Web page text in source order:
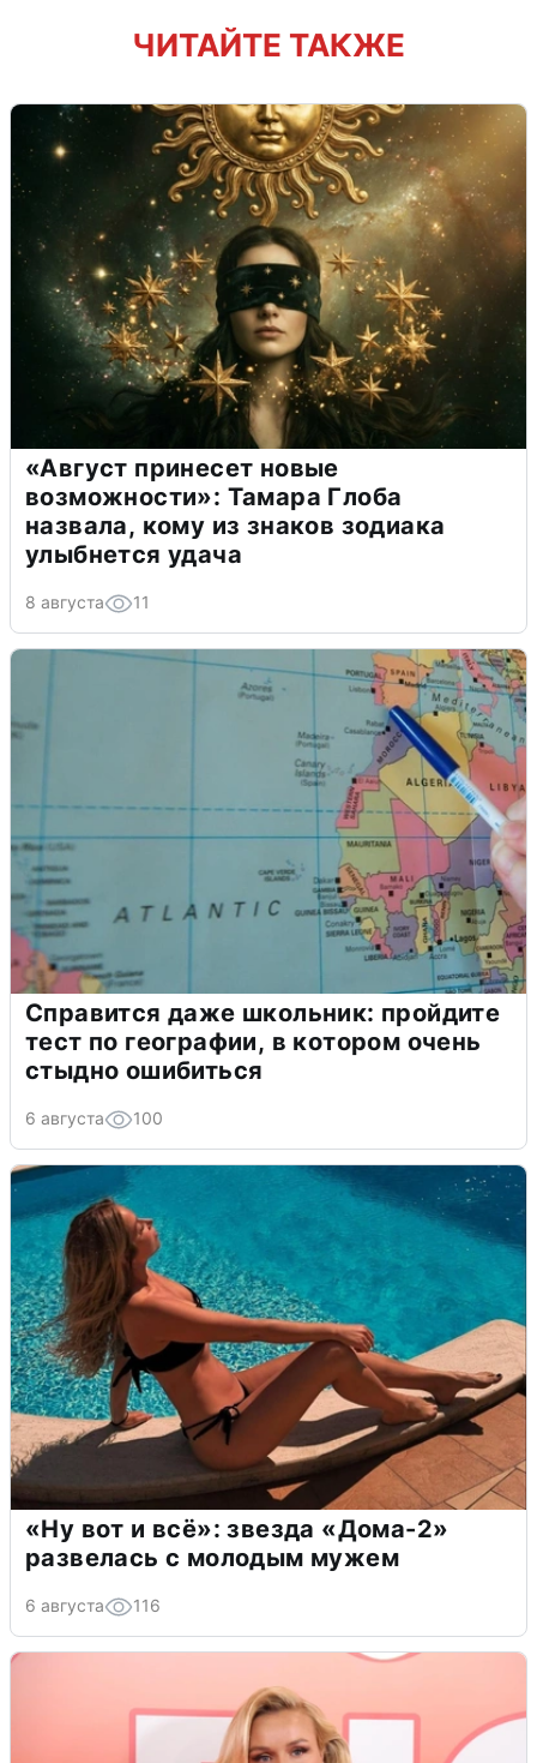
ЧИТАЙТЕ ТАКЖЕ
«Август принесет новые
возможности»: Тамара Глоба
назвала, кому из знаков зодиака
улыбнется удача
8 августа 11
Справится даже школьник: пройдите
тест по географии, в котором очень
стыдно ошибиться
6 августа 100
«Ну вот и всё»: звезда «Дома-2»
развелась с молодым мужем
6 августа 116